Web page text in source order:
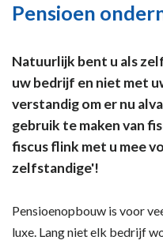
Pensioen
Natuurlijk bent u als
uw bedrijf en niet met
verstandig om er nu
gebruik te maken van
fiscus flink met u mee
zelfstandige'!
Pensioenopbouw is voor
luxe. Lang niet elk bedrijf